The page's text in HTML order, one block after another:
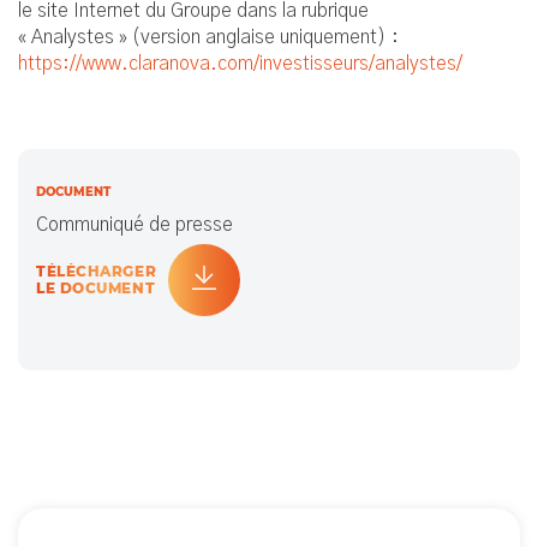
le site Internet du Groupe dans la rubrique
« Analystes » (version anglaise uniquement) :
https://www.claranova.com/investisseurs/analystes/
DOCUMENT
Communiqué de presse
TÉLÉCHARGER
LE DOCUMENT